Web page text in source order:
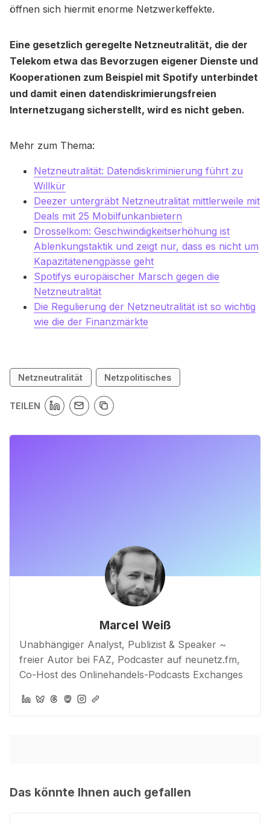
öffnen sich hiermit enorme Netzwerkeffekte.
Eine gesetzlich geregelte Netzneutralität, die der
Telekom etwa das Bevorzugen eigener Dienste und
Kooperationen zum Beispiel mit Spotify unterbindet
und damit einen datendiskrimierungsfreien
Internetzugang sicherstellt, wird es nicht geben.
Mehr zum Thema:
Netzneutralität: Datendiskriminierung führt zu
Willkür
Deezer untergräbt Netzneutralität mittlerweile mit
Deals mit 25 Mobilfunkanbietern
Drosselkom: Geschwindigkeitserhöhung ist
Ablenkungstaktik und zeigt nur, dass es nicht um
Kapazitätenengpässe geht
Spotifys europäischer Marsch gegen die
Netzneutralität
Die Regulierung der Netzneutralität ist so wichtig
wie die der Finanzmärkte
Netzneutralität Netzpolitisches
TEILEN
Marcel Weiß
Unabhängiger Analyst, Publizist & Speaker ~
freier Autor bei FAZ, Podcaster auf neunetz.fm,
Co-Host des Onlinehandels-Podcasts Exchanges
Das könnte Ihnen auch gefallen